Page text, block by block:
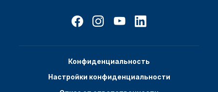
Конфиденциальность
Настройки конфиденциальности